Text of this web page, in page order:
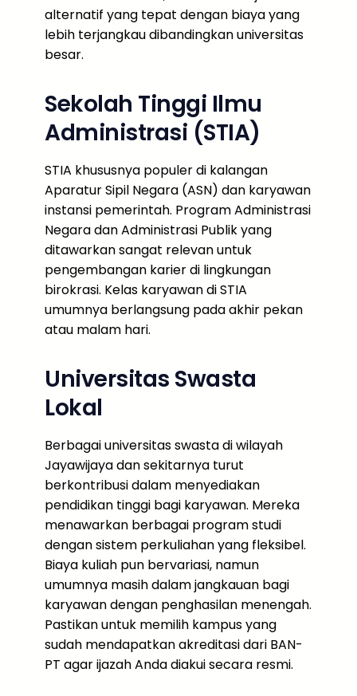
alternatif yang tepat dengan biaya yang
lebih terjangkau dibandingkan universitas
besar.
Sekolah Tinggi Ilmu
Administrasi (STIA)
STIA khususnya populer di kalangan
Aparatur Sipil Negara (ASN) dan karyawan
instansi pemerintah. Program Administrasi
Negara dan Administrasi Publik yang
ditawarkan sangat relevan untuk
pengembangan karier di lingkungan
birokrasi. Kelas karyawan di STIA
umumnya berlangsung pada akhir pekan
atau malam hari.
Universitas Swasta
Lokal
Berbagai universitas swasta di wilayah
Jayawijaya dan sekitarnya turut
berkontribusi dalam menyediakan
pendidikan tinggi bagi karyawan. Mereka
menawarkan berbagai program studi
dengan sistem perkuliahan yang fleksibel.
Biaya kuliah pun bervariasi, namun
umumnya masih dalam jangkauan bagi
karyawan dengan penghasilan menengah.
Pastikan untuk memilih kampus yang
sudah mendapatkan akreditasi dari BAN-
PT agar ijazah Anda diakui secara resmi.